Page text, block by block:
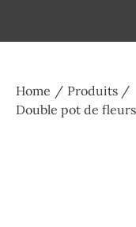
content
Espace
Home
Produits
Double pot de